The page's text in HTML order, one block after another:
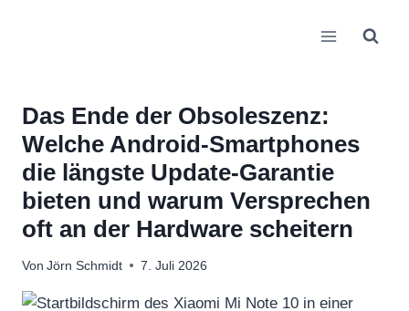
Das Ende der Obsoleszenz:
Welche Android-Smartphones
die längste Update-Garantie
bieten und warum Versprechen
oft an der Hardware scheitern
Von Jörn Schmidt 7. Juli 2026